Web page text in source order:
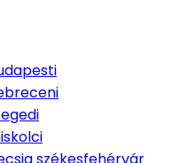
székesfehérvár